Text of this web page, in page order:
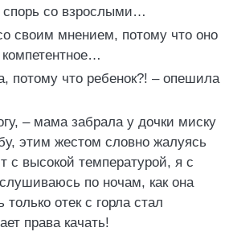
спорь со взрослыми…
своим мнением, потому что оно
потому что ребенок?! – опешила
– мама забрала у дочки миску
этим жестом словно жалуясь
с высокой температурой, я с
по ночам, как она
отек с горла стал
права качать!